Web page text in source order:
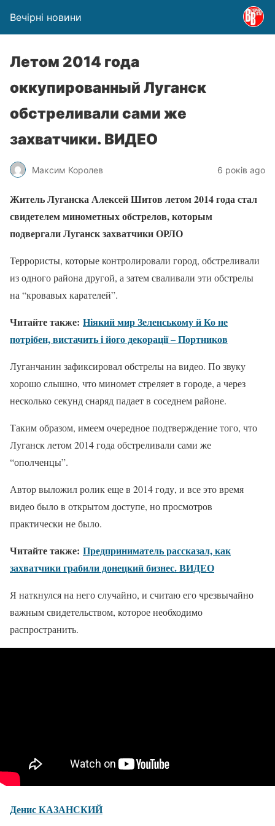
Вечірні новини
Летом 2014 года
оккупированный Луганск
обстреливали сами же
захватчики. ВИДЕО
Максим Королев 6 років ago
Житель Луганска Алексей Шитов летом 2014 года стал
свидетелем минометных обстрелов, которым
подвергали Луганск захватчики ОРЛО
Террористы, которые контролировали город, обстреливали
из одного района другой, а затем сваливали эти обстрелы
на “кровавых карателей”.
Читайте также: Ніякий мир Зеленському й Ко не
потрібен, вистачить і його декорації – Портников
Луганчанин зафиксировал обстрелы на видео. По звуку
хорошо слышно, что миномет стреляет в городе, а через
несколько секунд снаряд падает в соседнем районе.
Таким образом, имеем очередное подтверждение того, что
Луганск летом 2014 года обстреливали сами же
“ополченцы”.
Автор выложил ролик еще в 2014 году, и все это время
видео было в открытом доступе, но просмотров
практически не было.
Читайте также: Предприниматель рассказал, как
захватчики грабили донецкий бизнес. ВИДЕО
Я наткнулся на него случайно, и считаю его чрезвычайно
важным свидетельством, которое необходимо
распространить.
Денис КАЗАНСКИЙ